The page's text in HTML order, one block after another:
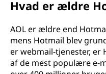
Hvad er ældre
AOL er ældre end
mens Hotmail blev
er webmail-tjenester,
af de mest populære e-